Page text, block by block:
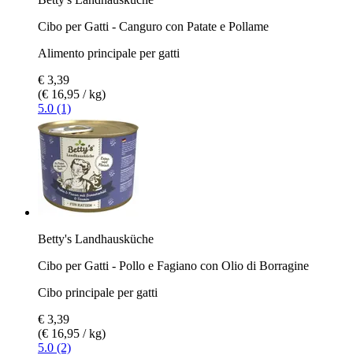
Cibo per Gatti - Canguro con Patate e Pollame
Alimento principale per gatti
€ 3,39
(€ 16,95 / kg)
5.0 (1)
Betty's Landhausküche
Cibo per Gatti - Pollo e Fagiano con Olio di Borragine
Cibo principale per gatti
€ 3,39
(€ 16,95 / kg)
5.0 (2)